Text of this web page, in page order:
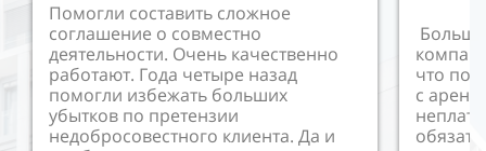
Помогли составить сложное
соглашение о совместно
деятельности. Очень качественно
работают. Года четыре назад
помогли избежать больших
убытков по претензии
недобросовестного клиента. Да и
что
с